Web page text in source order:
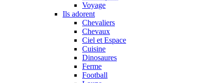
Voyage
Ils adorent
Chevaliers
Chevaux
Ciel et Espace
Cuisine
Dinosaures
Ferme
Football